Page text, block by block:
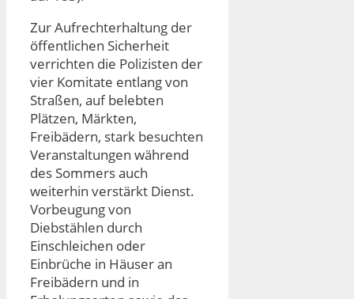
Zur Aufrechterhaltung der
öffentlichen Sicherheit
verrichten die Polizisten der
vier Komitate entlang von
Straßen, auf belebten
Plätzen, Märkten,
Freibädern, stark besuchten
Veranstaltungen während
des Sommers auch
weiterhin verstärkt Dienst.
Vorbeugung von
Diebstählen durch
Einschleichen oder
Einbrüche in Häuser an
Freibädern und in